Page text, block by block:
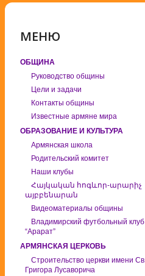
МЕНЮ
ОБЩИНА
Руководство общины
Цели и задачи
Контакты общины
Известные армяне мира
ОБРАЗОВАНИЕ И КУЛЬТУРА
Армянская школа
Родительский комитет
Наши клубы
Հայկական հոգևոր-արարիչ
այբբենարան
Видеоматериалы общины
Владимирский футбольный клуб
“Арарат”
АРМЯНСКАЯ ЦЕРКОВЬ
Строительство церкви имени Св.
Григора Лусаворича